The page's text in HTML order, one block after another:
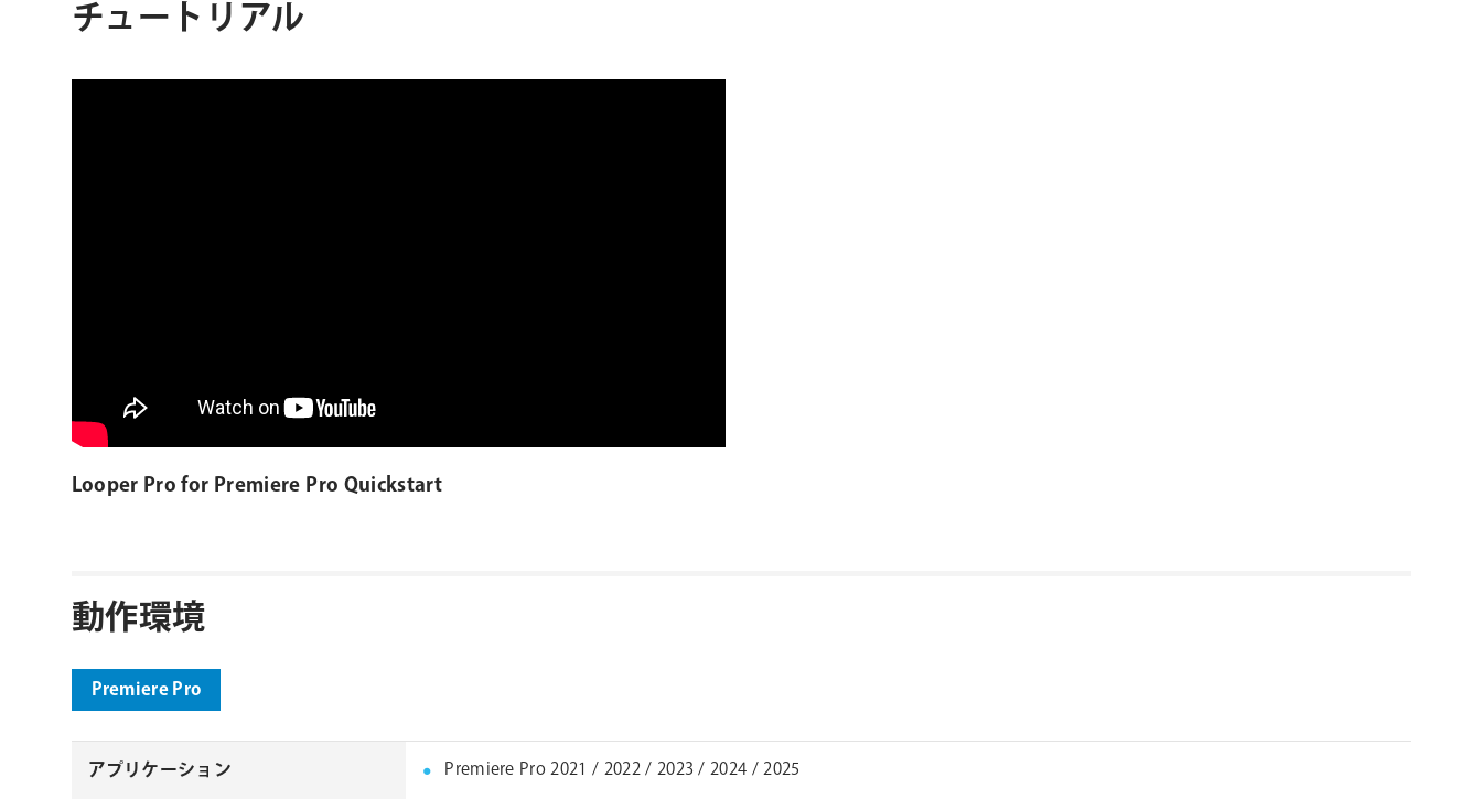
チュートリアル
Looper Pro for Premiere Pro Quickstart
動作環境
Premiere Pro
アプリケーション Premiere Pro 2021 / 2022 / 2023 / 2024 / 2025